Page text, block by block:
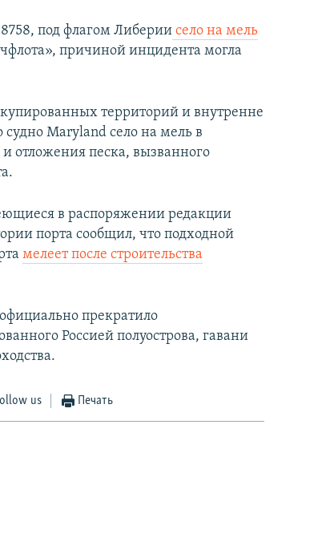
под флагом Либерии село на мель
причиной инцидента могла
территорий и внутренне
Maryland село на мель в
и отложения песка, вызванного
в распоряжении редакции
порта сообщил, что подходной
мелеет после строительства
прекратило
Россией полуострова, гавани
us Печать